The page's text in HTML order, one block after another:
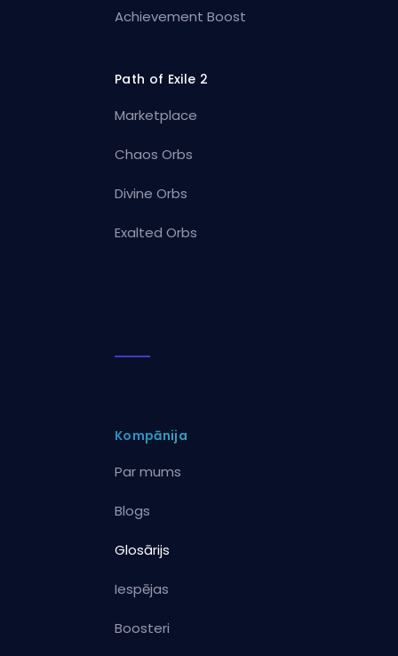
Achievement Boost
Path of Exile 2
Marketplace
Chaos Orbs
Divine Orbs
Exalted Orbs
Kompānija
Par mums
Blogs
Glosārijs
Iespējas
Boosteri